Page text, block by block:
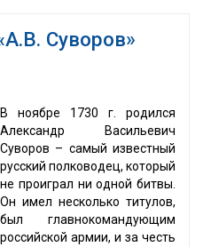
Суворов»
В ноябре 1730 г. родился
Александр Васильевич
Суворов – самый известный
русский полководец, который
не проиграл ни одной битвы.
Он имел несколько титулов,
был главнокомандующим
российской армии, и за честь